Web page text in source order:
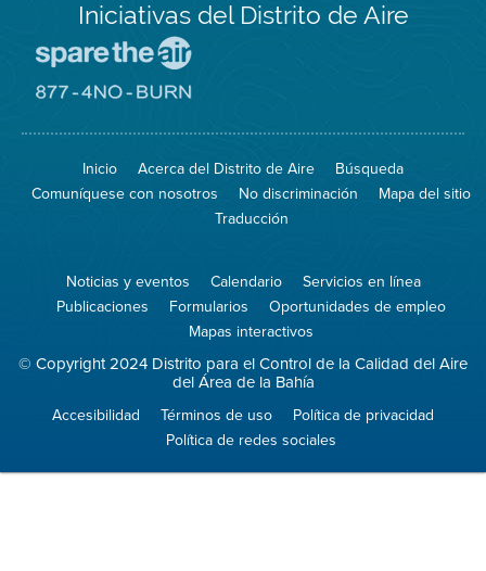
Iniciativas del Distrito de Aire
Spare
Air
el
aire)
sitio
8774
Burn
Inicio Acerca del Distrito de Aire
Búsqueda
Comuníquese con nosotros
No discriminación
Mapa del sitio
Traducción
Noticias y eventos Calendario
Servicios en línea
Publicaciones
Formularios
Oportunidades de empleo
Mapas interactivos
© Copyright 2024 Distrito para el Control de la Calidad del Aire
del Área de la Bahía
Accesibilidad Términos de uso
Política de privacidad
Política de redes sociales